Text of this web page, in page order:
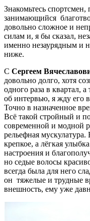
Знакомьтесь
занимающийся
довольно сложное и
силам и, я бы сказал,
именно незаурядным и
ниже.
С Сергеем
довольно долго, хотя
одного раза в квартал,
об интервью, я жду его
Точно в назначенное
Всё такой стройный и
современной и модной
рельефная
крепкое, а лёгкая
настроения и
но седые волосы
всегда была для него
он тяжелые и трудные
внешность, ему уже